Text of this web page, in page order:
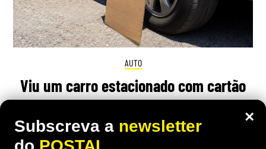
AUTO
Viu um carro estacionado com cartão
nas rodas? Este é o motivo (e não tem
a ver com animais)
×
Subscreva a newsletter